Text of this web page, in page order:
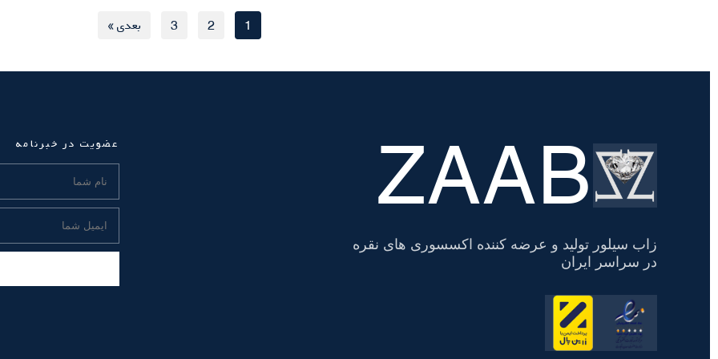
1
2
3 بعدی »
تسویه
حساب ZAAB
زاب سیلور تولید و عرضه کننده اکسسوری های نقره
در سراسر ایران
عضویت در خبرنامه